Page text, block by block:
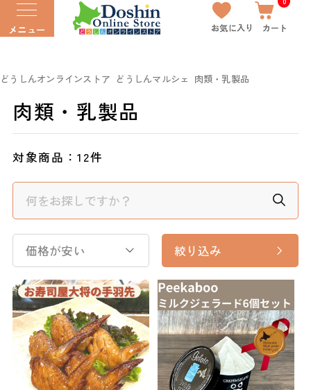
メニュー お気に入り カート
どうしんオンラインストア どうしんマルシェ 肉類・乳製品
肉類・乳製品
対象商品：12件
価格が安い 絞り込み